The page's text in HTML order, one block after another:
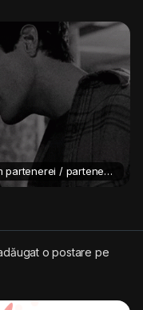
Cum să-i stârnești apetitul intim partenerei / partenerului?
o postare pe